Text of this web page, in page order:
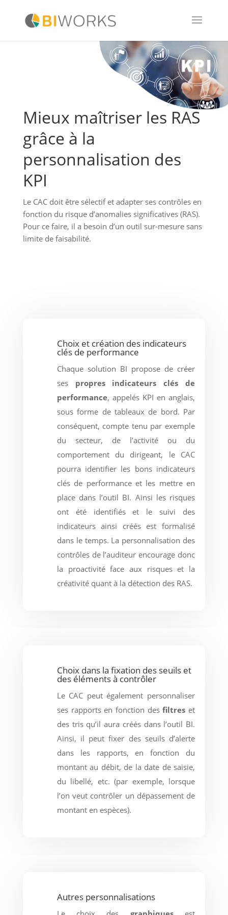
Mieux maîtriser les RAS
grâce à la
personnalisation des
KPI
Le CAC doit être sélectif et adapter ses contrôles en
fonction du risque d’anomalies significatives (RAS).
Pour ce faire, il a besoin d’un outil sur-mesure sans
limite de faisabilité.
Choix et création des indicateurs
clés de performance
Chaque solution BI propose de créer
ses propres indicateurs clés de
performance, appelés KPI en anglais,
sous forme de tableaux de bord. Par
conséquent, compte tenu par exemple
du secteur, de l’activité ou du
comportement du dirigeant, le CAC
pourra identifier les bons indicateurs
clés de performance et les mettre en
place dans l’outil BI. Ainsi les risques
ont été identifiés et le suivi des
indicateurs ainsi créés est formalisé
dans le temps. La personnalisation des
contrôles de l’auditeur encourage donc
la proactivité face aux risques et la
créativité quant à la détection des RAS.
Choix dans la fixation des seuils et
des éléments à contrôler
Le CAC peut également personnaliser
ses rapports en fonction desfiltres et
des tris qu’il aura créés dans l’outil BI.
Ainsi, il peut fixer des seuils d’alerte
dans les rapports, en fonction du
montant au débit, de la date de saisie,
du libellé, etc. (par exemple, lorsque
l’on veut contrôler un dépassement de
montant en espèces).
Autres personnalisations